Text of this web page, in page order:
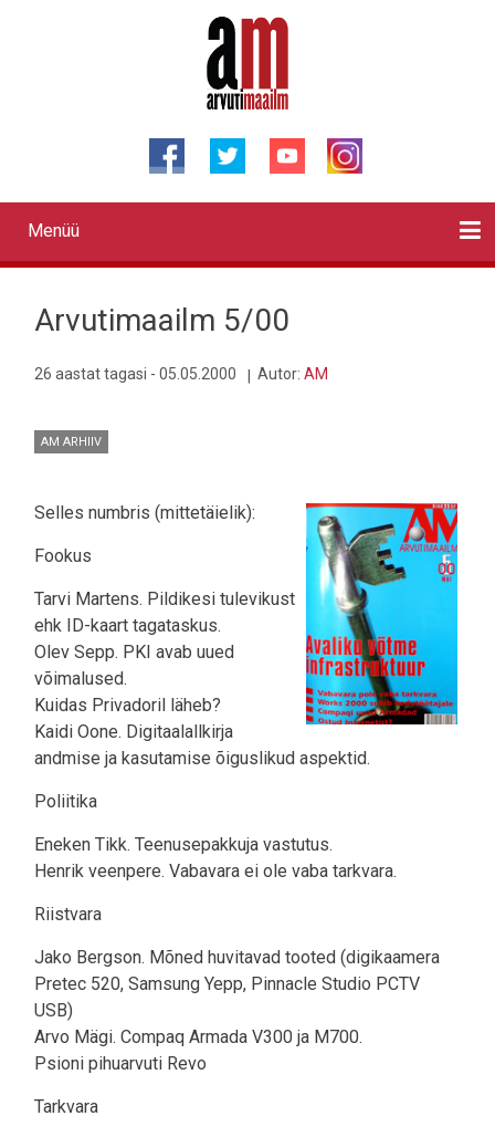
Primary
links
Menüü
Arvutimaailm 5/00
26 aastat tagasi - 05.05.2000 Autor: AM
AM ARHIIV
Selles numbris (mittetäielik):
Fookus
Tarvi Martens. Pildikesi tulevikust
ehk ID-kaart tagataskus.
Olev Sepp. PKI avab uued
võimalused.
Kuidas Privadoril läheb?
Kaidi Oone. Digitaalallkirja
andmise ja kasutamise õiguslikud aspektid.
Poliitika
Eneken Tikk. Teenusepakkuja vastutus.
Henrik veenpere. Vabavara ei ole vaba tarkvara.
Riistvara
Jako Bergson. Mõned huvitavad tooted (digikaamera
Pretec 520, Samsung Yepp, Pinnacle Studio PCTV
USB)
Arvo Mägi. Compaq Armada V300 ja M700.
Psioni pihuarvuti Revo
Tarkvara